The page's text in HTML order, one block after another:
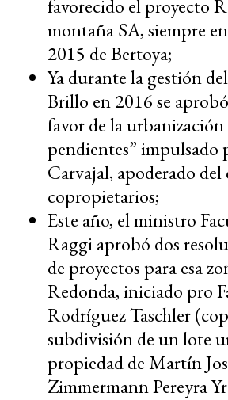
favorecido el proyecto
montaña SA, siempre
2015 de Bertoya;
Ya durante la gestión
Brillo en 2016 se
favor de la urbanización
pendientes” impulsado
Carvajal, apoderado del
copropietarios;
Este año, el ministro
Raggi aprobó dos
de proyectos para esa
Redonda, iniciado pro
Rodríguez Taschler
subdivisión de un lote
propiedad de Martín
Zimmermann Pereyra